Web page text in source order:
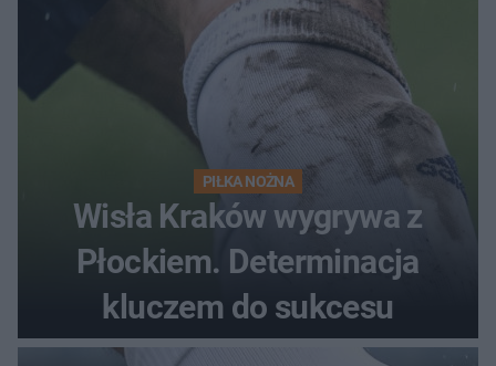
PIŁKA NOŻNA
Wisła Kraków wygrywa z
Płockiem. Determinacja
kluczem do sukcesu